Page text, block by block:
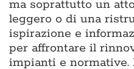
ma soprattutto un
leggero o di una
ispirazione e
per affrontare il
impianti e normative.